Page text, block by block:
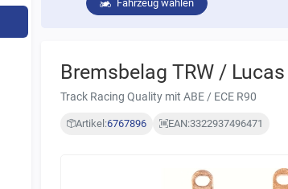
Fahrzeug wählen
Bremsbelag TRW /
Track Racing Quality mit ABE / ECE R90
Artikel:6767896 EAN:3322937496471